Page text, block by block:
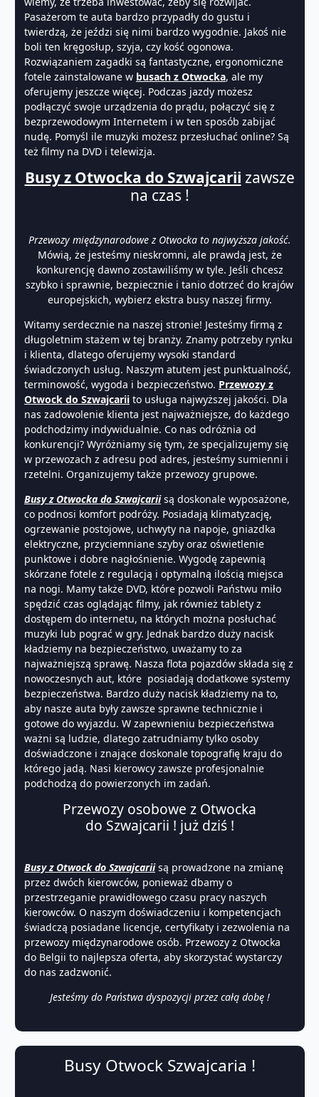
Pasażerom te auta bardzo przypadły do gustu i
twierdzą, że jeździ się nimi bardzo wygodnie. Jakoś nie
boli ten kręgosłup, szyja, czy kość ogonowa.
Rozwiązaniem zagadki są fantastyczne, ergonomiczne
fotele zainstalowane w busach z Otwocka, ale my
oferujemy jeszcze więcej. Podczas jazdy możesz
podłączyć swoje urządzenia do prądu, połączyć się z
bezprzewodowym Internetem i w ten sposób zabijać
nudę. Pomyśl ile muzyki możesz przesłuchać online? Są
też filmy na DVD i telewizja.
Busy z Otwocka do Szwajcarii zawsze
na czas !
Przewozy międzynarodowe z Otwocka to najwyższa jakość.
Mówią, że jesteśmy nieskromni, ale prawdą jest, że
konkurencję dawno zostawiliśmy w tyle. Jeśli chcesz
szybko i sprawnie, bezpiecznie i tanio dotrzeć do krajów
europejskich, wybierz ekstra busy naszej firmy.
Witamy serdecznie na naszej stronie! Jesteśmy firmą z
długoletnim stażem w tej branży. Znamy potrzeby rynku
i klienta, dlatego oferujemy wysoki standard
świadczonych usług. Naszym atutem jest punktualność,
terminowość, wygoda i bezpieczeństwo. Przewozy z
Otwock do Szwajcarii to usługa najwyższej jakości. Dla
nas zadowolenie klienta jest najważniejsze, do każdego
podchodzimy indywidualnie. Co nas odróżnia od
konkurencji? Wyróżniamy się tym, że specjalizujemy się
w przewozach z adresu pod adres, jesteśmy sumienni i
rzetelni. Organizujemy także przewozy grupowe.
Busy z Otwocka do Szwajcariisą doskonale wyposażone,
co podnosi komfort podróży. Posiadają klimatyzację,
ogrzewanie postojowe, uchwyty na napoje, gniazdka
elektryczne, przyciemniane szyby oraz oświetlenie
punktowe i dobre nagłośnienie. Wygodę zapewnią
skórzane fotele z regulacją i optymalną ilością miejsca
na nogi. Mamy także DVD, które pozwoli Państwu miło
spędzić czas oglądając filmy, jak również tablety z
dostępem do internetu, na których można posłuchać
muzyki lub pograć w gry. Jednak bardzo duży nacisk
kładziemy na bezpieczeństwo, uważamy to za
najważniejszą sprawę. Nasza flota pojazdów składa się z
nowoczesnych aut, które posiadają dodatkowe systemy
bezpieczeństwa. Bardzo duży nacisk kładziemy na to,
aby nasze auta były zawsze sprawne technicznie i
gotowe do wyjazdu. W zapewnieniu bezpieczeństwa
ważni są ludzie, dlatego zatrudniamy tylko osoby
doświadczone i znające doskonale topografię kraju do
którego jadą. Nasi kierowcy zawsze profesjonalnie
podchodzą do powierzonych im zadań.
Przewozy osobowe z Otwocka
do Szwajcarii ! już dziś !
Busy z Otwock do Szwajcariisą prowadzone na zmianę
przez dwóch kierowców, ponieważ dbamy o
przestrzeganie prawidłowego czasu pracy naszych
kierowców. O naszym doświadczeniu i kompetencjach
świadczą posiadane licencje, certyfikaty i zezwolenia na
przewozy międzynarodowe osób. Przewozy z Otwocka
do Belgii to najlepsza oferta, aby skorzystać wystarczy
do nas zadzwonić.
Jesteśmy do Państwa dyspozycji przez całą dobę !
Busy Otwock Szwajcaria !